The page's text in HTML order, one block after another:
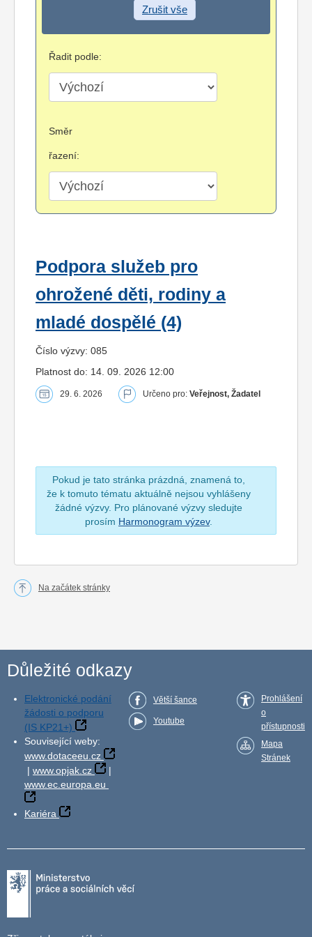
Zrušit vše
Řadit podle:
Směr
řazení:
Podpora služeb pro
ohrožené děti, rodiny a
mladé dospělé (4)
Číslo výzvy: 085
Platnost do: 14. 09. 2026 12:00
29. 6. 2026 Určeno pro: Veřejnost, Žadatel
Pokud je tato stránka prázdná, znamená to,
že k tomuto tématu aktuálně nejsou vyhlášeny
žádné výzvy. Pro plánované výzvy sledujte
prosím Harmonogram výzev.
Na začátek stránky
Důležité odkazy
Elektronické podání
žádosti o podporu
(IS KP21+)
Související weby:
www.dotaceeu.cz
| www.opjak.cz
|
www.ec.europa.eu
Kariéra
Větší šance
Youtube
Prohlášení
o
přístupnosti
Mapa
Stránek